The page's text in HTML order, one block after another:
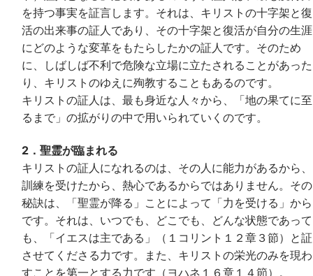
を持つ事実を証言します。それは、キリストの十字架と復
活の出来事の証人であり、その十字架と復活が自分の生涯
にどのような変革をもたらしたかの証人です。そのため
に、しばしば不利で危険な立場に立たされることがあった
り、キリストのゆえに殉教することもあるのです。
キリストの証人は、最も身近な人々から、「地の果てに至
るまで」の拡がりの中で用いられていくのです。
2．聖霊が臨まれる
キリストの証人になれるのは、その人に能力があるから、
訓練を受けたから、熱心であるからではありません。その
秘訣は、「聖霊が降る」ことによって「力を受ける」から
です。それは、いつでも、どこでも、どんな状態であって
も、「イエスは主である」（１コリント１２章３節）と証
させてくださる力です。また、キリストの栄光のみを現わ
すことを第一とする力です（ヨハネ１６章１４節）。